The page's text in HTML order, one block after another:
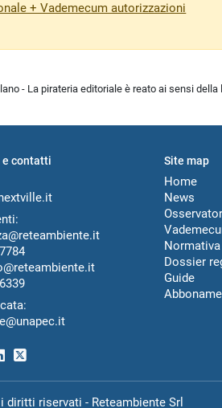
+ Vademecum autorizzazioni
- La pirateria editoriale è reato ai sensi della
contatti Site map
Home
News
Dossier
Guide
riservati - Reteambiente Srl